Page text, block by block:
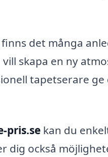
finns det många
skapa en ny
tapetserare
pris.se kan du
dig också